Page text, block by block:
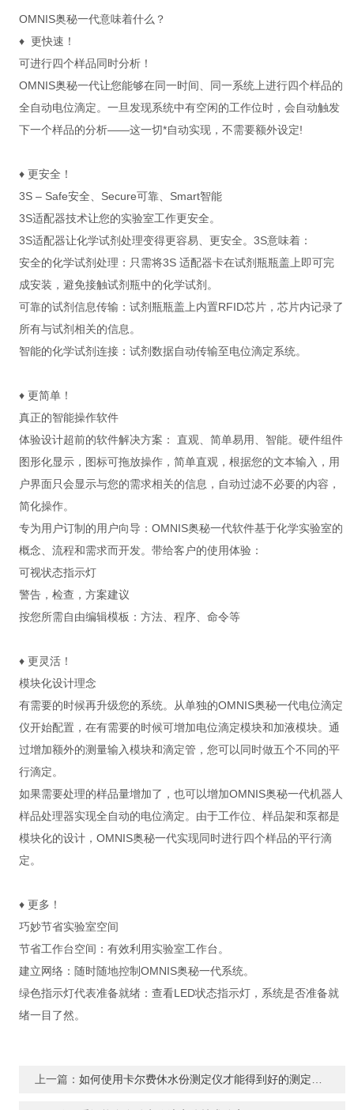
OMNIS奥秘一代意味着什么？
♦ 更快速！
可进行四个样品同时分析！
OMNIS奥秘一代让您能够在同一时间、同一系统上进行四个样品的
全自动电位滴定。一旦发现系统中有空闲的工作位时，会自动触发
下一个样品的分析——这一切*自动实现，不需要额外设定!
♦ 更安全！
3S – Safe安全、Secure可靠、Smart智能
3S适配器技术让您的实验室工作更安全。
3S适配器让化学试剂处理变得更容易、更安全。3S意味着：
安全的化学试剂处理：只需将3S 适配器卡在试剂瓶瓶盖上即可完
成安装，避免接触试剂瓶中的化学试剂。
可靠的试剂信息传输：试剂瓶瓶盖上内置RFID芯片，芯片内记录了
所有与试剂相关的信息。
智能的化学试剂连接：试剂数据自动传输至电位滴定系统。
♦ 更简单！
真正的智能操作软件
体验设计超前的软件解决方案： 直观、简单易用、智能。硬件组件
图形化显示，图标可拖放操作，简单直观，根据您的文本输入，用
户界面只会显示与您的需求相关的信息，自动过滤不必要的内容，
简化操作。
专为用户订制的用户向导：OMNIS奥秘一代软件基于化学实验室的
概念、流程和需求而开发。带给客户的使用体验：
可视状态指示灯
警告，检查，方案建议
按您所需自由编辑模板：方法、程序、命令等
♦ 更灵活！
模块化设计理念
有需要的时候再升级您的系统。从单独的OMNIS奥秘一代电位滴定
仪开始配置，在有需要的时候可增加电位滴定模块和加液模块。通
过增加额外的测量输入模块和滴定管，您可以同时做五个不同的平
行滴定。
如果需要处理的样品量增加了，也可以增加OMNIS奥秘一代机器人
样品处理器实现全自动的电位滴定。由于工作位、样品架和泵都是
模块化的设计，OMNIS奥秘一代实现同时进行四个样品的平行滴
定。
♦ 更多！
巧妙节省实验室空间
节省工作台空间：有效利用实验室工作台。
建立网络：随时随地控制OMNIS奥秘一代系统。
绿色指示灯代表准备就绪：查看LED状态指示灯，系统是否准备就
绪一目了然。
上一篇： 如何使用卡尔费休水份测定仪才能得到好的测定结果